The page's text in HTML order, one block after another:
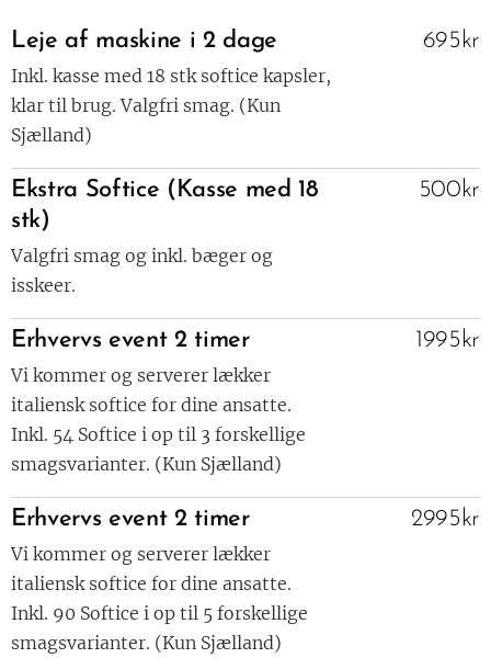
Leje af maskine i 2 dage
Inkl. kasse med 18 stk softice kapsler,
klar til brug. Valgfri smag. (Kun
Sjælland)
695kr
Ekstra Softice (Kasse med 18
stk)
Valgfri smag og inkl. bæger og
isskeer.
500kr
Erhvervs event 2 timer
Vi kommer og serverer lækker
italiensk softice for dine ansatte.
Inkl. 54 Softice i op til 3 forskellige
smagsvarianter. (Kun Sjælland)
1995kr
Erhvervs event 2 timer
Vi kommer og serverer lækker
italiensk softice for dine ansatte.
Inkl. 90 Softice i op til 5 forskellige
smagsvarianter. (Kun Sjælland)
2995kr